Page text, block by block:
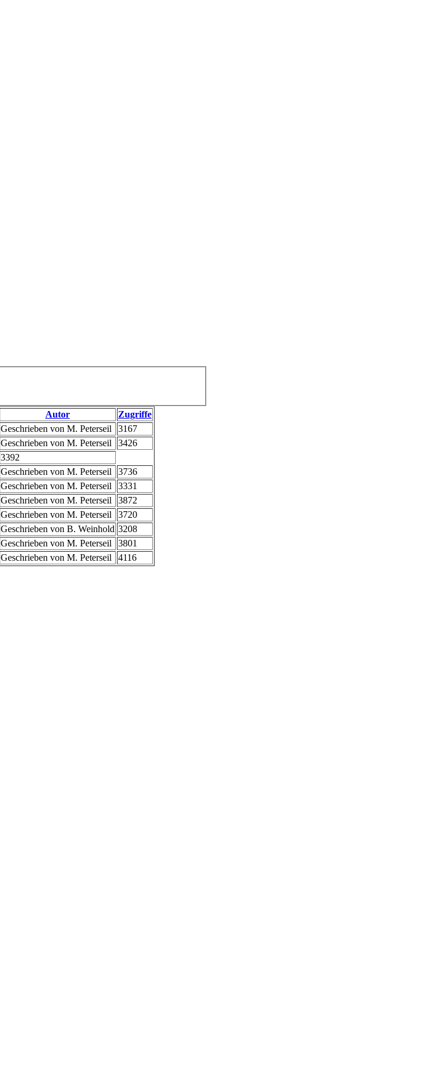
Autor
Zugriffe
Geschrieben von M. Peterseil
3167
Geschrieben von M. Peterseil
3426
3392
Geschrieben von M. Peterseil
3736
Geschrieben von M. Peterseil
3331
Geschrieben von M. Peterseil
3872
Geschrieben von M. Peterseil
3720
Geschrieben von B. Weinhold 3208
Geschrieben von M. Peterseil
3801
Geschrieben von M. Peterseil 4116